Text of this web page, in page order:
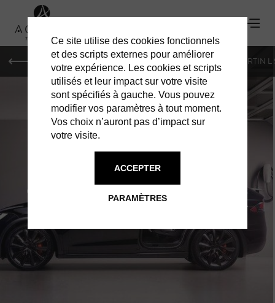
MONACO GENÈVE ST-MARTIN
TESLA : MODEL X
Ce site utilise des cookies fonctionnels
et des scripts externes pour améliorer
votre expérience. Les cookies et scripts
utilisés et leur impact sur votre visite
sont spécifiés à gauche. Vous pouvez
modifier vos paramètres à tout moment.
Vos choix n’auront pas d’impact sur
votre visite.
PARAMÈTRES
ACCEPTER